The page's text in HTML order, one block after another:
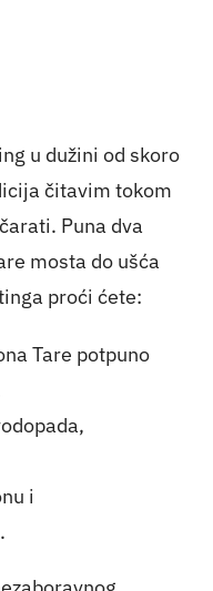
u dužini od skoro
čitavim tokom
Puna dva
mosta do ušća
proći ćete:
Tare potpuno
i